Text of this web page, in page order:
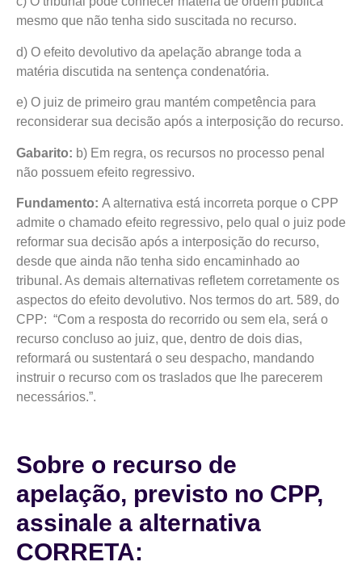
mesmo que não tenha sido suscitada no recurso.
d) O efeito devolutivo da apelação abrange toda a
matéria discutida na sentença condenatória.
e) O juiz de primeiro grau mantém competência para
reconsiderar sua decisão após a interposição do recurso.
Gabarito: b) Em regra, os recursos no processo penal
não possuem efeito regressivo.
Fundamento: A alternativa está incorreta porque o CPP
admite o chamado efeito regressivo, pelo qual o juiz pode
reformar sua decisão após a interposição do recurso,
desde que ainda não tenha sido encaminhado ao
tribunal. As demais alternativas refletem corretamente os
aspectos do efeito devolutivo. Nos termos do art. 589, do
CPP: “Com a resposta do recorrido ou sem ela, será o
recurso concluso ao juiz, que, dentro de dois dias,
reformará ou sustentará o seu despacho, mandando
instruir o recurso com os traslados que Ihe parecerem
necessários.”.
Sobre o recurso de
apelação, previsto no CPP,
assinale a alternativa
CORRETA: